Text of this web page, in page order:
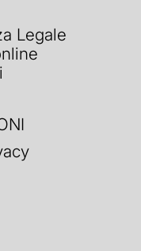
Legale